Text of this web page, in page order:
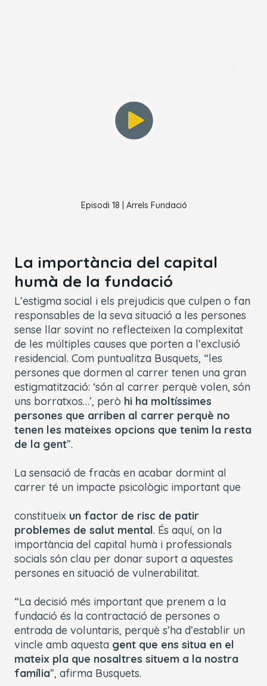
Episodi 18 | Arrels Fundació
VIDEO_CLOUD_ERR_ACCOUNT_NOT_FOUND
2026-08-06:cfa2b52ce768d2b098930160
La importància del capital
humà de la fundació
L’estigma social i els prejudicis que culpen o fan
responsables de la seva situació a les persones
sense llar sovint no reflecteixen la complexitat
de les múltiples causes que porten a l’exclusió
residencial. Com puntualitza Busquets, “les
persones que dormen al carrer tenen una gran
estigmatització: ‘són al carrer perquè volen, són
uns borratxos…’, però hi ha moltíssimes
persones que arriben al carrer perquè no
tenen les mateixes opcions que tenim la resta
de la gent”.
La sensació de fracàs en acabar dormint al
carrer té un impacte psicològic important que
constitueix un factor de risc de patir
problemes de salut mental. És aquí, on la
importància del capital humà i professionals
socials són clau per donar suport a aquestes
persones en situació de vulnerabilitat.
“La decisió més important que prenem a la
fundació és la contractació de persones o
entrada de voluntaris, perquè s’ha d’establir un
vincle amb aquesta gent que ens situa en el
mateix pla que nosaltres situem a la nostra
família”, afirma Busquets.